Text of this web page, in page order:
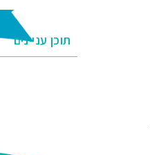
תוכן עניינים